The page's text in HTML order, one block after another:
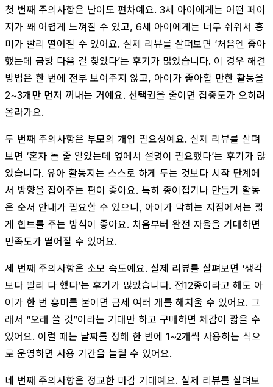
첫 번째 주의사항은 난이도 편차예요. 3세 아이에게는 어떤 페이
지가 꽤 어렵게 느껴질 수 있고, 6세 아이에게는 너무 쉬워서 흥
미가 빨리 떨어질 수 있어요. 실제 리뷰를 살펴보면 ‘처음엔 좋아
했는데 금방 다음 걸 찾았다’는 후기가 많았습니다. 이 경우 해결
방법은 한 번에 전부 보여주지 않고, 아이가 좋아할 만한 활동을
2~3개만 먼저 꺼내는 거예요. 선택권을 줄이면 집중도가 오히려
올라가요.
두 번째 주의사항은 부모의 개입 필요성예요. 실제 리뷰를 살펴
보면 ‘혼자 놀 줄 알았는데 옆에서 설명이 필요했다’는 후기가 많
았습니다. 유아 활동지는 스스로 하게 두는 것보다 시작 단계에
서 방향을 잡아주는 편이 좋아요. 특히 종이접기나 만들기 활동
은 순서 안내가 필요할 수 있으니, 아이가 막히는 지점에서는 짧
게 힌트를 주는 방식이 좋아요. 처음부터 완전 자율을 기대하면
만족도가 떨어질 수 있어요.
세 번째 주의사항은 소모 속도예요. 실제 리뷰를 살펴보면 ‘생각
보다 빨리 다 했다’는 후기가 많았습니다. 전12종이라고 해도 아
이가 한 번 흥미를 붙이면 금세 여러 개를 해치울 수 있어요. 그
래서 “오래 쓸 것”이라는 기대만 하고 구매하면 체감이 짧을 수
있어요. 이럴 때는 날짜를 정해 한 번에 1~2개씩 사용하는 식으
로 운영하면 사용 기간을 늘릴 수 있어요.
네 번째 주의사항은 정교한 마감 기대예요. 실제 리뷰를 살펴보